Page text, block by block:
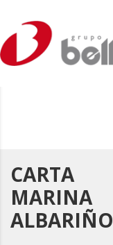
CARTA
MARINA
ALBARIÑO